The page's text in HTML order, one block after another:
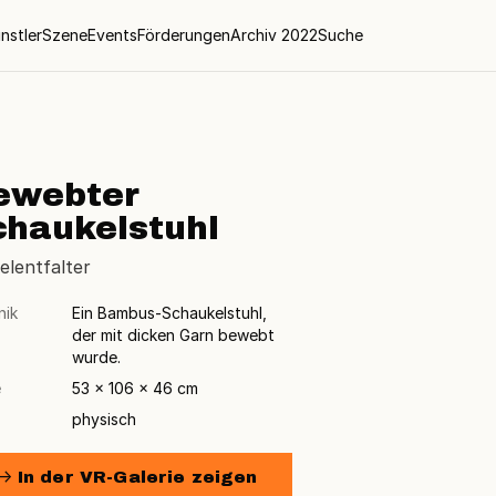
SzeneEventsFörderungenArchiv 2022Suche
Ein Bambus-Schaukelstuhl,
der mit dicken Garn bewebt
wurde.
53 × 106 × 46 cm
physisch
→ In der VR-Galerie zeigen